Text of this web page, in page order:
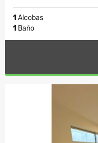
1 Alcobas
1 Baño